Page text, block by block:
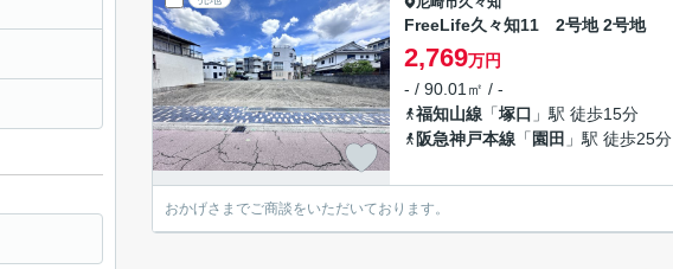
FreeLife久々知11 2号地 2号地
2,769万円
- / 90.01㎡ / -
福知山線 「塚口 」駅 徒歩15分
阪急神戸本線 「 園田 」駅 徒歩25分
おかげさまでご商談をいただいております。